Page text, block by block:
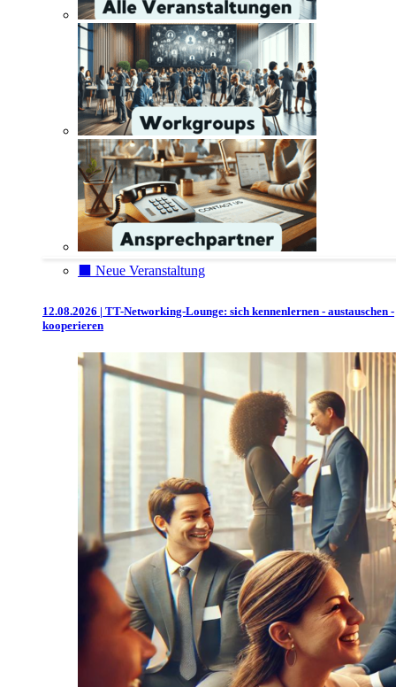
⬛️ Neue Veranstaltung
12.08.2026 | TT-Networking-Lounge: sich kennenlernen - austauschen -
kooperieren